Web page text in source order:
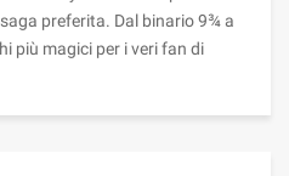
preferita. Dal binario 9¾ a
più magici per i veri fan di